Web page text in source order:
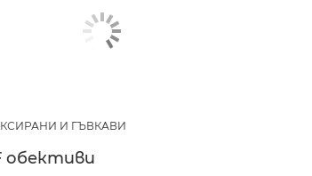
И ГЪВКАВИ
обективи